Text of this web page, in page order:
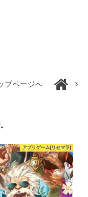
プページへ
アプリゲーム(リセマラ)